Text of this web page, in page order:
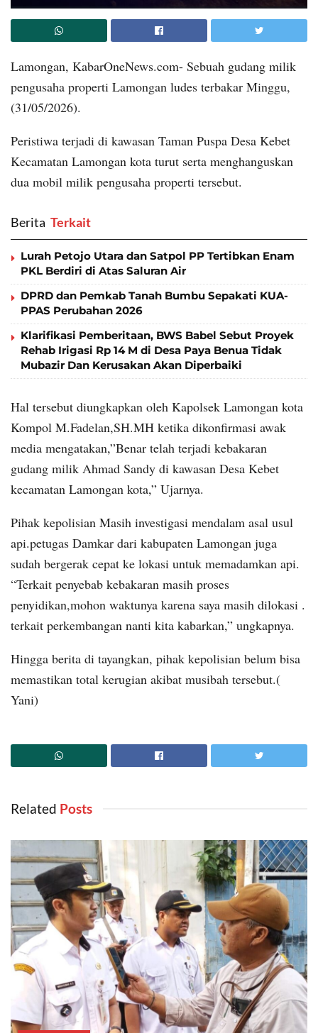
Lamongan, KabarOneNews.com- Sebuah gudang milik
pengusaha properti Lamongan ludes terbakar Minggu,
(31/05/2026).
Peristiwa terjadi di kawasan Taman Puspa Desa Kebet
Kecamatan Lamongan kota turut serta menghanguskan
dua mobil milik pengusaha properti tersebut.
Berita ‎ Terkait
Lurah Petojo Utara dan Satpol PP Tertibkan Enam
PKL Berdiri di Atas Saluran Air
DPRD dan Pemkab Tanah Bumbu Sepakati KUA-
PPAS Perubahan 2026
Klarifikasi Pemberitaan, BWS Babel Sebut Proyek
Rehab Irigasi Rp 14 M di Desa Paya Benua Tidak
Mubazir Dan Kerusakan Akan Diperbaiki
Hal tersebut diungkapkan oleh Kapolsek Lamongan kota
Kompol M.Fadelan,SH.MH ketika dikonfirmasi awak
media mengatakan,”Benar telah terjadi kebakaran
gudang milik Ahmad Sandy di kawasan Desa Kebet
kecamatan Lamongan kota,” Ujarnya.
Pihak kepolisian Masih investigasi mendalam asal usul
api.petugas Damkar dari kabupaten Lamongan juga
sudah bergerak cepat ke lokasi untuk memadamkan api.
“Terkait penyebab kebakaran masih proses
penyidikan,mohon waktunya karena saya masih dilokasi .
terkait perkembangan nanti kita kabarkan,” ungkapnya.
Hingga berita di tayangkan, pihak kepolisian belum bisa
memastikan total kerugian akibat musibah tersebut.(
Yani)
Related ‎ Posts